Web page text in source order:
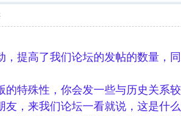
，提高了我们论坛的发帖的数量，
特殊性，你会发一些与历史关系
，来我们论坛一看就说，这是什